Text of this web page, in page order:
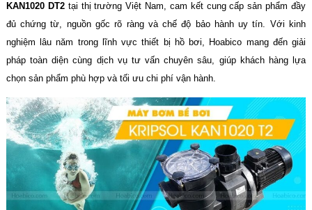
KAN1020 DT2tại thị trường Việt Nam, cam kết cung cấp sản phẩm đầy
đủ chứng từ, nguồn gốc rõ ràng và chế độ bảo hành uy tín. Với kinh
nghiệm lâu năm trong lĩnh vực thiết bị hồ bơi, Hoabico mang đến giải
pháp toàn diện cùng dịch vụ tư vấn chuyên sâu, giúp khách hàng lựa
chọn sản phẩm phù hợp và tối ưu chi phí vận hành.